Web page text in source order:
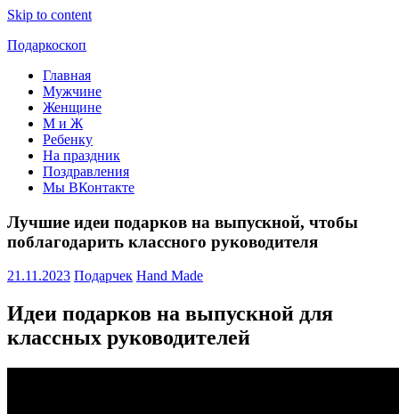
Skip to content
Подаркоскоп
Поможем
выбрать
подарить
Главная
Мужчине
Женщине
М и Ж
Ребенку
На праздник
Поздравления
Мы ВКонтакте
Лучшие идеи подарков на выпускной, чтобы
поблагодарить классного руководителя
21.11.2023 Подарчек Hand Made
Идеи подарков на выпускной для
классных руководителей